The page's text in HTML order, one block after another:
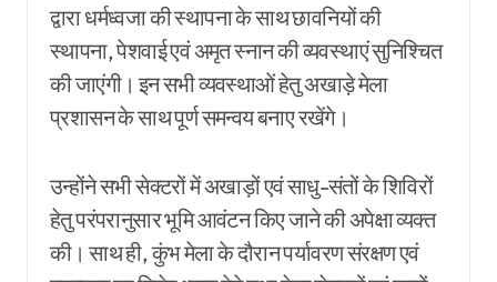
द्वारा धर्मध्वजा की स्थापना के साथ छावनियों की
स्थापना, पेशवाई एवं अमृत स्नान की व्यवस्थाएं सुनिश्चित
की जाएंगी। इन सभी व्यवस्थाओं हेतु अखाड़े मेला
प्रशासन के साथ पूर्ण समन्वय बनाए रखेंगे।
उन्होंने सभी सेक्टरों में अखाड़ों एवं साधु-संतों के शिविरों
हेतु परंपरानुसार भूमि आवंटन किए जाने की अपेक्षा व्यक्त
की। साथ ही, कुंभ मेला के दौरान पर्यावरण संरक्षण एवं